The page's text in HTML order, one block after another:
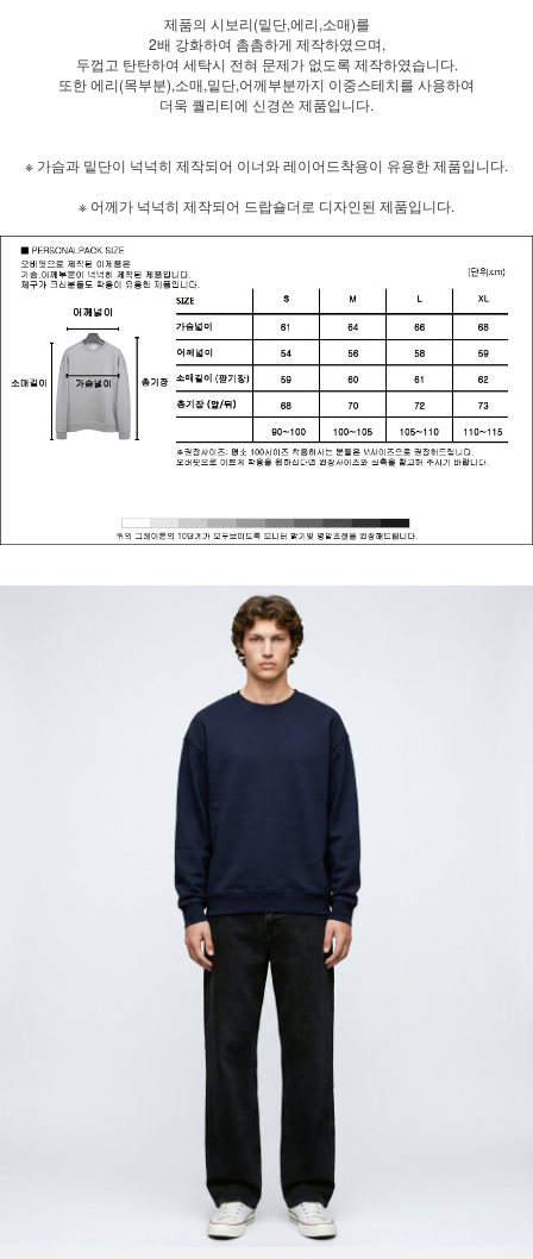
제품의 시보리(밑단,에리,소매)를
2배 강화하여 촘촘하게 제작하였으며,
두껍고 탄탄하여 세탁시 전혀 문제가 없도록 제작하였습니다.
또한 에리(목부분),소매,밑단,어께부분까지 이중스테치를 사용하여
더욱 퀄리티에 신경쓴 제품입니다.
※ 가슴과 밑단이 넉넉히 제작되어 이너와 레이어드착용이 유용한 제품입니다.
※ 어께가 넉넉히 제작되어 드랍숄더로 디자인된 제품입니다.